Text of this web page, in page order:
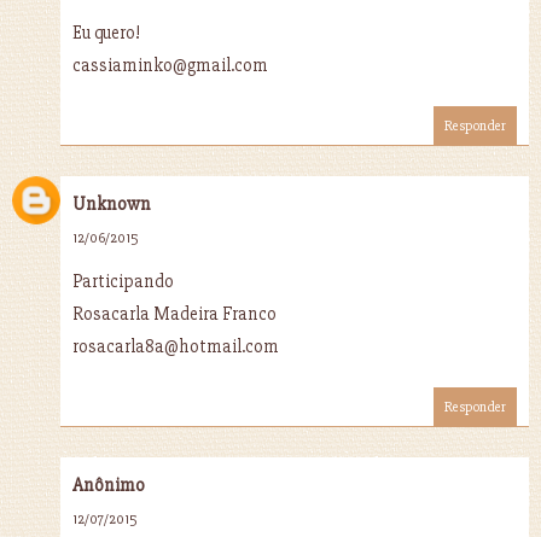
Eu quero!
cassiaminko@gmail.com
Responder
Unknown
12/06/2015
Participando
Rosacarla Madeira Franco
rosacarla8a@hotmail.com
Responder
Anônimo
12/07/2015